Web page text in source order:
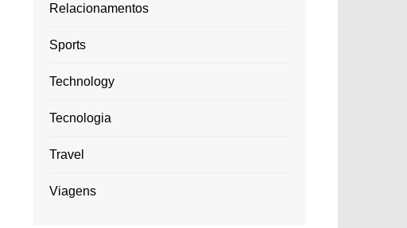
Relacionamentos
Sports
Technology
Tecnologia
Travel
Viagens